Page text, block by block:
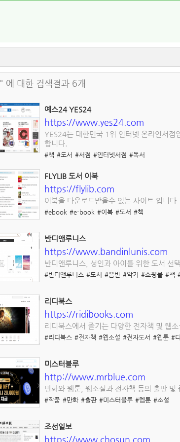
" 에 대한 검색결과 6개
예스24 YES24
https://www.yes24.com
YES24는 대한민국 1위 인터넷 온라인서점
합니다.
#책 #도서 #서점 #인터넷서점 #독서
FLYLIB 도서 이북
https://flylib.com
이북을 다운로드받을수 있는 사이트 입니다
#ebook #e-book #이북 #도서 #책
반디앤루니스
https://www.bandinlunis.com
반디앤루니스, 성인과 아이를 위한 도서 선
#반디앤루니스 #도서 #음반 #악기 #쇼핑몰 #책
리디북스
https://ridibooks.com
리디북스에서 즐기는 다양한 전자책 및 웹소
#리디북스 #전자책 #웹소설 #전자도서 #웹툰 #
미스터블루
http://www.mrblue.com
만화와 웹툰, 웹소설과 전자책 등의 출판 및
#작품 #만화 #출판 #미스터블루 #웹툰 #소설
조선일보
https://www.chosun.com